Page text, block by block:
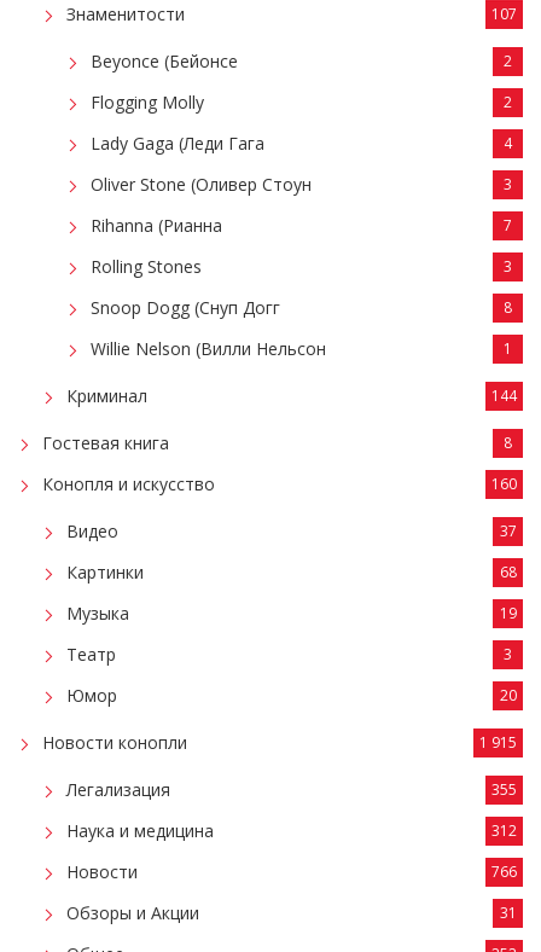
Знаменитости 107
Beyonce (Бейонсе 2
Flogging Molly 2
Lady Gaga (Леди Гага 4
Oliver Stone (Оливер Стоун 3
Rihanna (Рианна 7
Rolling Stones 3
Snoop Dogg (Снуп Догг 8
Willie Nelson (Вилли Нельсон 1
Криминал 144
Гостевая книга 8
Конопля и искусство 160
Видео 37
Картинки 68
Музыка 19
Театр 3
Юмор 20
Новости конопли 1 915
Легализация 355
Наука и медицина 312
Новости 766
Обзоры и Акции 31